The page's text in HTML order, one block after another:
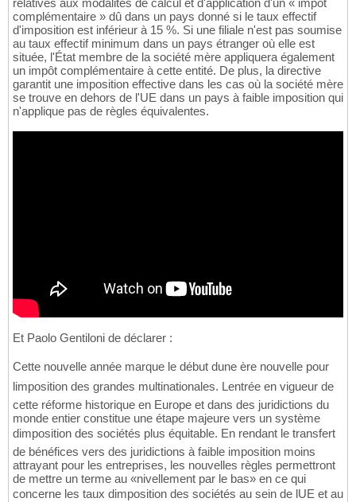
relatives aux modalités de calcul et d'application d'un « impôt
complémentaire » dû dans un pays donné si le taux effectif
d'imposition est inférieur à 15 %. Si une filiale n'est pas soumise
au taux effectif minimum dans un pays étranger où elle est
située, l'État membre de la société mère appliquera également
un impôt complémentaire à cette entité. De plus, la directive
garantit une imposition effective dans les cas où la société mère
se trouve en dehors de l'UE dans un pays à faible imposition qui
n'applique pas de règles équivalentes.
Et Paolo Gentiloni de déclarer :
Cette nouvelle année marque le début dune ère nouvelle pour
limposition des grandes multinationales. Lentrée en vigueur de
cette réforme historique en Europe et dans des juridictions du
monde entier constitue une étape majeure vers un système
dimposition des sociétés plus équitable. En rendant le transfert
de bénéfices vers des juridictions à faible imposition moins
attrayant pour les entreprises, les nouvelles règles permettront
de mettre un terme au «nivellement par le bas» en ce qui
concerne les taux dimposition des sociétés au sein de lUE et au